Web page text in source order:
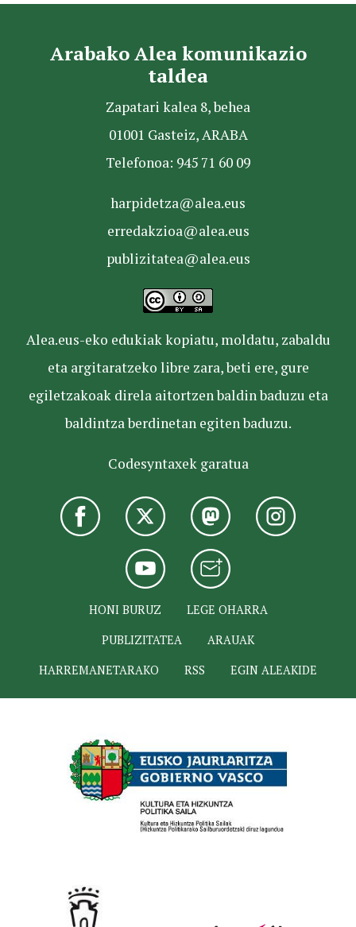
Arabako Alea komunikazio
taldea
Zapatari kalea 8, behea
01001 Gasteiz, ARABA
Telefonoa: 945 71 60 09
harpidetza@alea.eus
erredakzioa@alea.eus
publizitatea@alea.eus
Alea.eus-eko edukiak kopiatu, moldatu, zabaldu
eta argitaratzeko libre zara, beti ere, gure
egiletzakoak direla aitortzen baldin baduzu eta
baldintza berdinetan egiten baduzu.
Codesyntaxek garatua
HONI BURUZ
LEGE OHARRA
PUBLIZITATEA
ARAUAK
HARREMANETARAKO
RSS EGIN ALEAKIDE